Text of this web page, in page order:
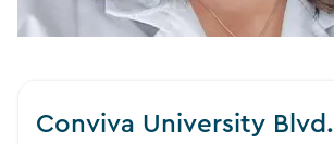
Conviva University Blvd.